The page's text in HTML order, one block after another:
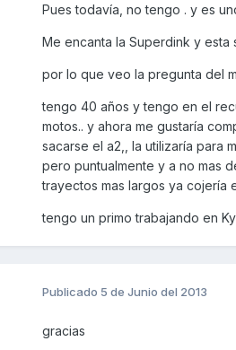
Pues todavía, no tengo . y es
Me encanta la Superdink y esta
por lo que veo la pregunta del
tengo 40 años y tengo en el
motos.. y ahora me gustaría
sacarse el a2,, la utilizaría para
pero puntualmente y a no mas
trayectos mas largos ya cojería
tengo un primo trabajando en
Publicado 5 de Junio del 2013
gracias